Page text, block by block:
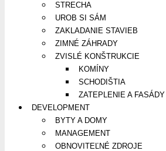
STRECHA
UROB SI SÁM
ZAKLADANIE STAVIEB
ZIMNÉ ZÁHRADY
ZVISLÉ KONŠTRUKCIE
KOMÍNY
SCHODIŠTIA
ZATEPLENIE A FASÁDY
DEVELOPMENT
BYTY A DOMY
MANAGEMENT
OBNOVITEĽNÉ ZDROJE